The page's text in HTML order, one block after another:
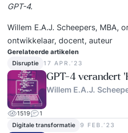
GPT-4.
Willem E.A.J. Scheepers, MBA,
ontwikkelaar, docent, auteur
Gerelateerde artikelen
Disruptie 17 APR.‘23
GPT-4 verandert
Willem E.A.J.
1519
1
Digitale transformatie
9 FEB.‘23